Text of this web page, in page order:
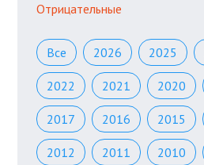
Отрицательные
Все 2026 2025
2022 2021 2020
2017 2016 2015
2012 2011 2010